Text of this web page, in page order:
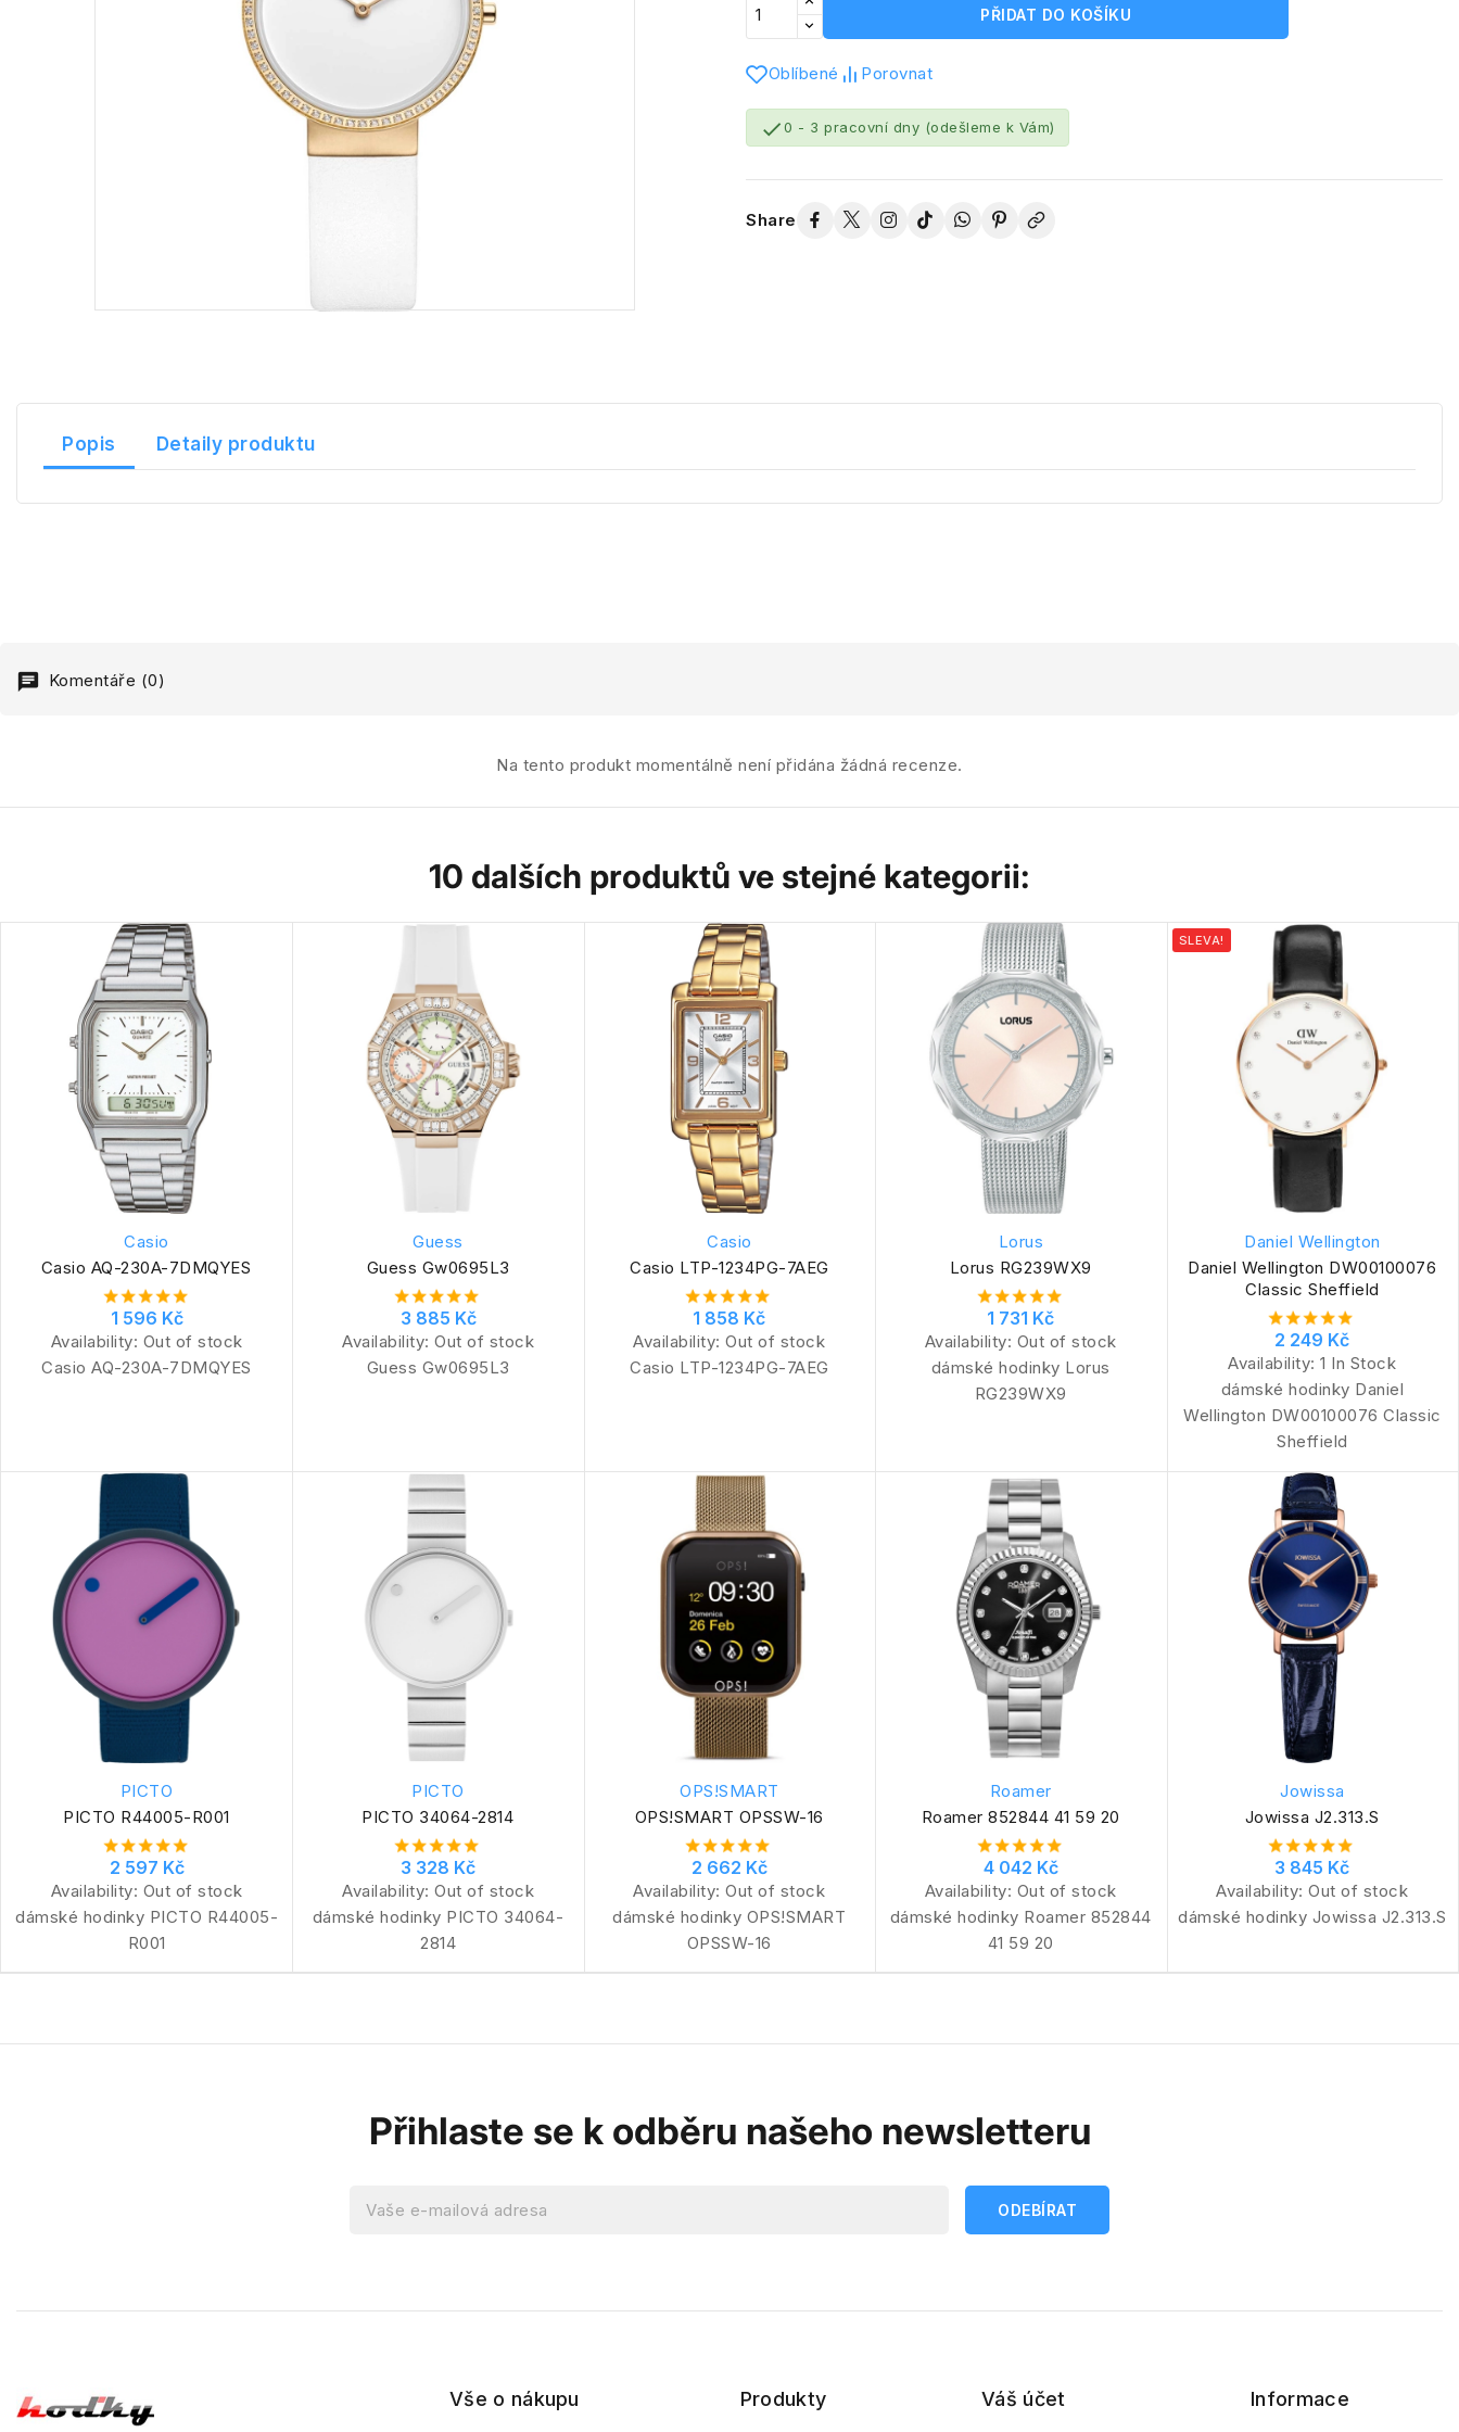
PŘIDAT DO KOŠÍKU
Oblíbené Porovnat
0 - 3 pracovní dny (odešleme k Vám)
Share
Popis Detaily produktu
Komentáře (0)
Na tento produkt momentálně není přidána žádná recenze.
10 dalších produktů ve stejné kategorii:
Casio
Casio AQ-230A-7DMQYES
1 596 Kč
Availability: Out of stock
Casio AQ-230A-7DMQYES
Guess
Guess Gw0695L3
3 885 Kč
Availability:Out of stock
Guess Gw0695L3
Casio
Casio LTP-1234PG-7AEG
1 858 Kč
Availability:Out of stock
Casio LTP-1234PG-7AEG
Lorus
Lorus RG239WX9
1 731 Kč
Availability: Out of stock
dámské hodinky Lorus
RG239WX9
SLEVA!
Daniel Wellington
Daniel Wellington DW00100076
Classic Sheffield
2 249 Kč
Availability:1 In Stock
dámské hodinky Daniel
Wellington DW00100076 Classic
Sheffield
PICTO
PICTO R44005-R001
2 597 Kč
Availability: Out of stock
dámské hodinky PICTO R44005-
R001
PICTO
PICTO 34064-2814
3 328 Kč
Availability:Out of stock
dámské hodinky PICTO 34064-
2814
OPS!SMART
OPS!SMART OPSSW-16
2 662 Kč
Availability:Out of stock
dámské hodinky OPS!SMART
OPSSW-16
Roamer
Roamer 852844 41 59 20
4 042 Kč
Availability: Out of stock
dámské hodinky Roamer 852844
41 59 20
Jowissa
Jowissa J2.313.S
3 845 Kč
Availability:Out of stock
dámské hodinky Jowissa J2.313.S
Přihlaste se k odběru našeho newsletteru
Vše o nákupu Produkty Váš účet Informace